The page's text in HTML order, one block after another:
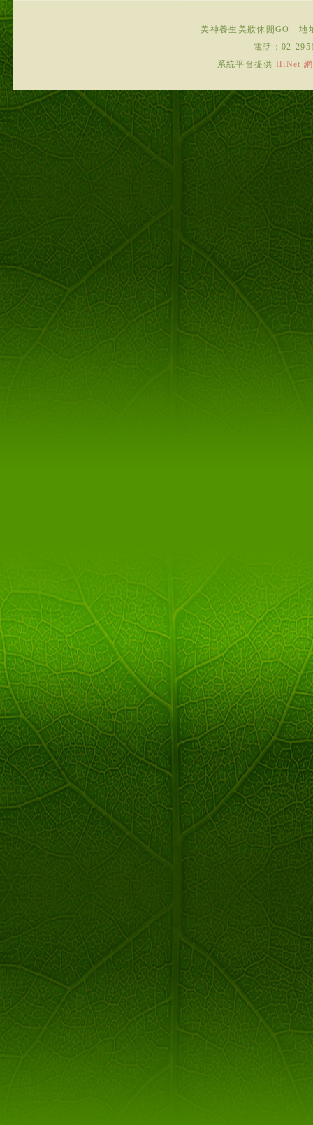
美神養生美妝休閒GO
地
電話： 02-
系統平台提供HiNet